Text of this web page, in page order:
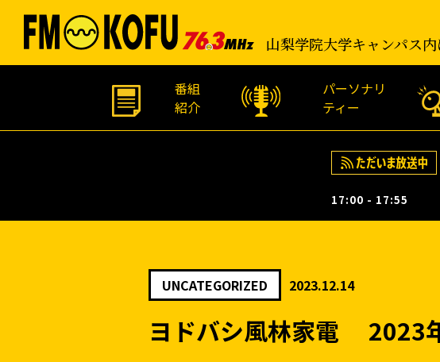
山梨学院大学キャンパス
番組
紹介
パーソナリ
ティー
17:00 - 17:55
UNCATEGORIZED 2023.12.14
ヨドバシ風林家電 2023